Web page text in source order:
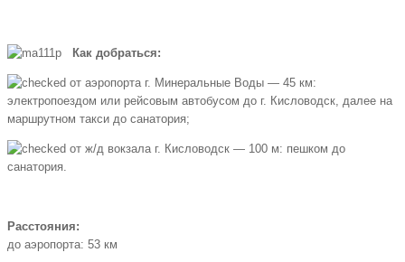
Как добраться:
от аэропорта г. Минеральные Воды — 45 км:
электропоездом или рейсовым автобусом до г. Кисловодск, далее на
маршрутном такси до санатория;
от ж/д вокзала г. Кисловодск — 100 м: пешком до
санатория.
Расстояния:
до аэропорта: 53 км